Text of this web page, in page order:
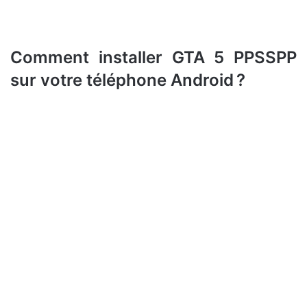
Comment installer GTA 5 PPSSPP
sur votre téléphone Android ?